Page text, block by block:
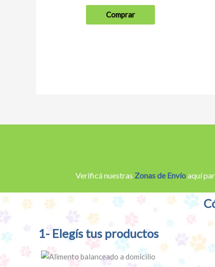
Comprar
Verificá nuestras Zonas de Envíoaquí
1- Elegís tus productos